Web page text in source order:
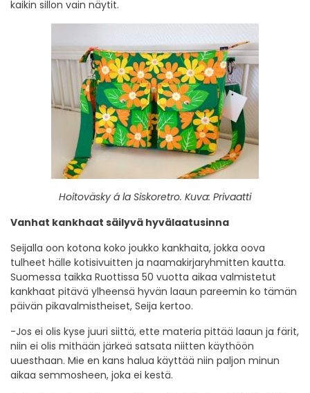
kaikin sillon vain näytit.
Hoitoväsky á la Siskoretro. Kuva: Privaatti
Vanhat kankhaat säilyvä hyvälaatusinna
Seijalla oon kotona koko joukko kankhaita, jokka oova
tulheet hälle kotisivuitten ja naamakirjaryhmitten kautta.
Suomessa taikka Ruottissa 50 vuotta aikaa valmistetut
kankhaat pitävä ylheensä hyvän laaun pareemin ko tämän
päivän pikavalmistheiset, Seija kertoo.
-Jos ei olis kyse juuri siittä, ette materia pittää laaun ja färit,
niin ei olis mithään järkeä satsata niitten käythöön
uuesthaan. Mie en kans halua käyttää niin paljon minun
aikaa semmosheen, joka ei kestä.